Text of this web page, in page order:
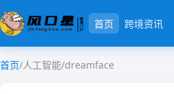
首页 跨境资讯
首页/人工智能/dreamface